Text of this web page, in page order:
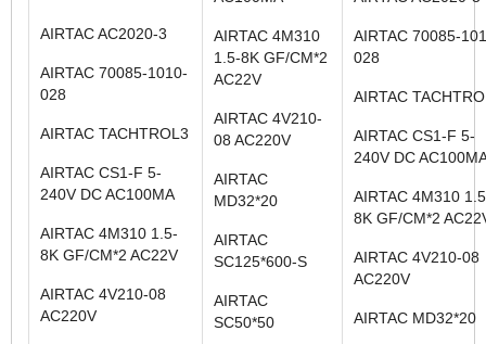
AIRTAC AC2020-3
AIRTAC 70085-1010-
028
AIRTAC TACHTROL3
AIRTAC CS1-F 5-
240V DC AC100MA
AIRTAC 4M310 1.5-
8K GF/CM*2 AC22V
AIRTAC 4V210-08
AC220V
AIRTAC 4M310
1.5-8K GF/CM*2
AC22V
AIRTAC 4V210-
08 AC220V
AIRTAC
MD32*20
AIRTAC
SC125*600-S
AIRTAC
SC50*50
AIRTAC 70085-
028
AIRTAC
AIRTAC CS1-F 5-
240V DC
AIRTAC 4M310
8K GF/CM*2
AIRTAC 4V210-08
AC220V
AIRTAC MD32*20